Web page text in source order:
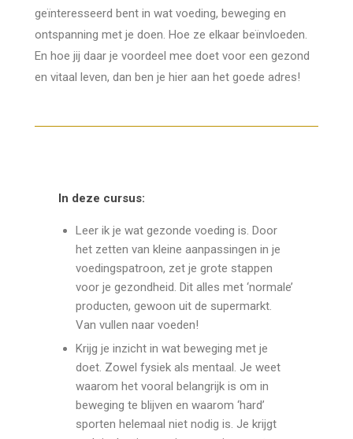
geïnteresseerd bent in wat voeding, beweging en
ontspanning met je doen. Hoe ze elkaar beïnvloeden.
En hoe jij daar je voordeel mee doet voor een gezond
en vitaal leven, dan ben je hier aan het goede adres!
In deze cursus:
Leer ik je wat gezonde voeding is. Door
het zetten van kleine aanpassingen in je
voedingspatroon, zet je grote stappen
voor je gezondheid. Dit alles met ‘normale’
producten, gewoon uit de supermarkt.
Van vullen naar voeden!
Krijg je inzicht in wat beweging met je
doet. Zowel fysiek als mentaal. Je weet
waarom het vooral belangrijk is om in
beweging te blijven en waarom ‘hard’
sporten helemaal niet nodig is. Je krijgt